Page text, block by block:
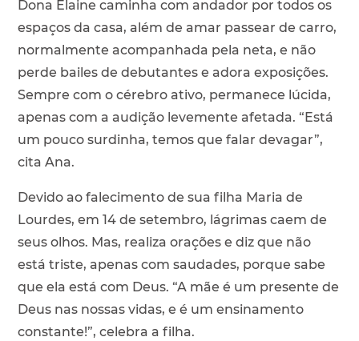
Dona Elaine caminha com andador por todos os
espaços da casa, além de amar passear de carro,
normalmente acompanhada pela neta, e não
perde bailes de debutantes e adora exposições.
Sempre com o cérebro ativo, permanece lúcida,
apenas com a audição levemente afetada. “Está
um pouco surdinha, temos que falar devagar”,
cita Ana.
Devido ao falecimento de sua filha Maria de
Lourdes, em 14 de setembro, lágrimas caem de
seus olhos. Mas, realiza orações e diz que não
está triste, apenas com saudades, porque sabe
que ela está com Deus. “A mãe é um presente de
Deus nas nossas vidas, e é um ensinamento
constante!”, celebra a filha.